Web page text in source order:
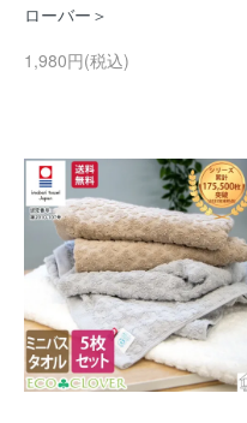
ローバー＞
1,980円(税込)